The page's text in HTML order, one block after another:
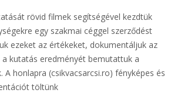
rövid filmek segítségével kezdtük
egy szakmai céggel szerződést
ezeket az értékeket, dokumentáljuk az
kutatás eredményét bemutattuk a
A honlapra (csikvacsarcsi.ro) fényképes és
töltünk